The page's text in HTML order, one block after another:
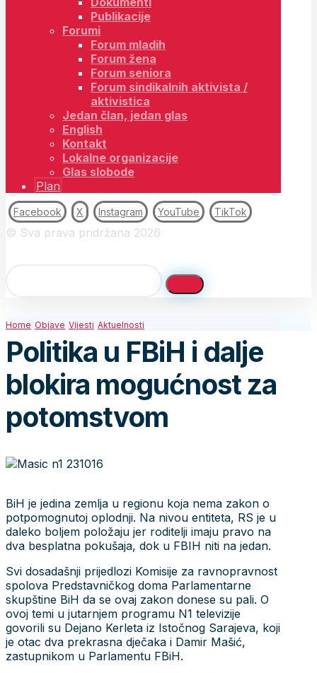
Publikacije
Forumi
Forum mladih
Forum žena
Forum seniora
Forum sindikalnih aktivista /
aktivistica
Jedan član, jedan glas
English
Kontakt
Lokalne organizacije
Glas slobode
Plan
Facebook X Instagram YouTube TikTok
© Sva prava pridržana 2026
Home Objave Vijesti Aktuelnosti
Politika u FBiH i dalje
blokira mogućnost za
potomstvom
BiH je jedina zemlja u regionu koja nema zakon o
potpomognutoj oplodnji. Na nivou entiteta, RS je u
daleko boljem položaju jer roditelji imaju pravo na
dva besplatna pokušaja, dok u FBIH niti na jedan.
Svi dosadašnji prijedlozi Komisije za ravnopravnost
spolova Predstavničkog doma Parlamentarne
skupštine BiH da se ovaj zakon donese su pali. O
ovoj temi u jutarnjem programu N1 televizije
govorili su Dejano Kerleta iz Istočnog Sarajeva, koji
je otac dva prekrasna dječaka i Damir Mašić,
zastupnikom u Parlamentu FBiH.